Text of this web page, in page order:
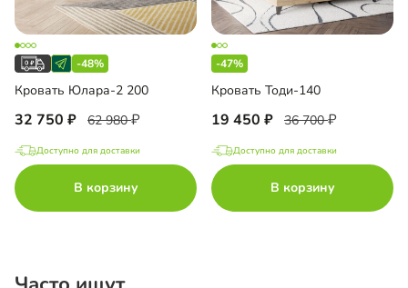
-48%
Кровать Юлара-2 200
32 750 62 980
Доступно для доставки
В корзину
-47%
Кровать Тоди-140
19 450 36 700
Доступно для доставки
В корзину